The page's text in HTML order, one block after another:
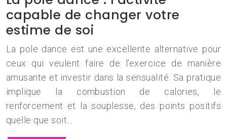
capable de changer votre
estime de soi
La pole dance est une excellente alternative pour
ceux qui veulent faire de l’exercice de manière
amusante et investir dans la sensualité. Sa pratique
implique la combustion de calories, le
renforcement et la souplesse, des points positifs
quelle que soit…